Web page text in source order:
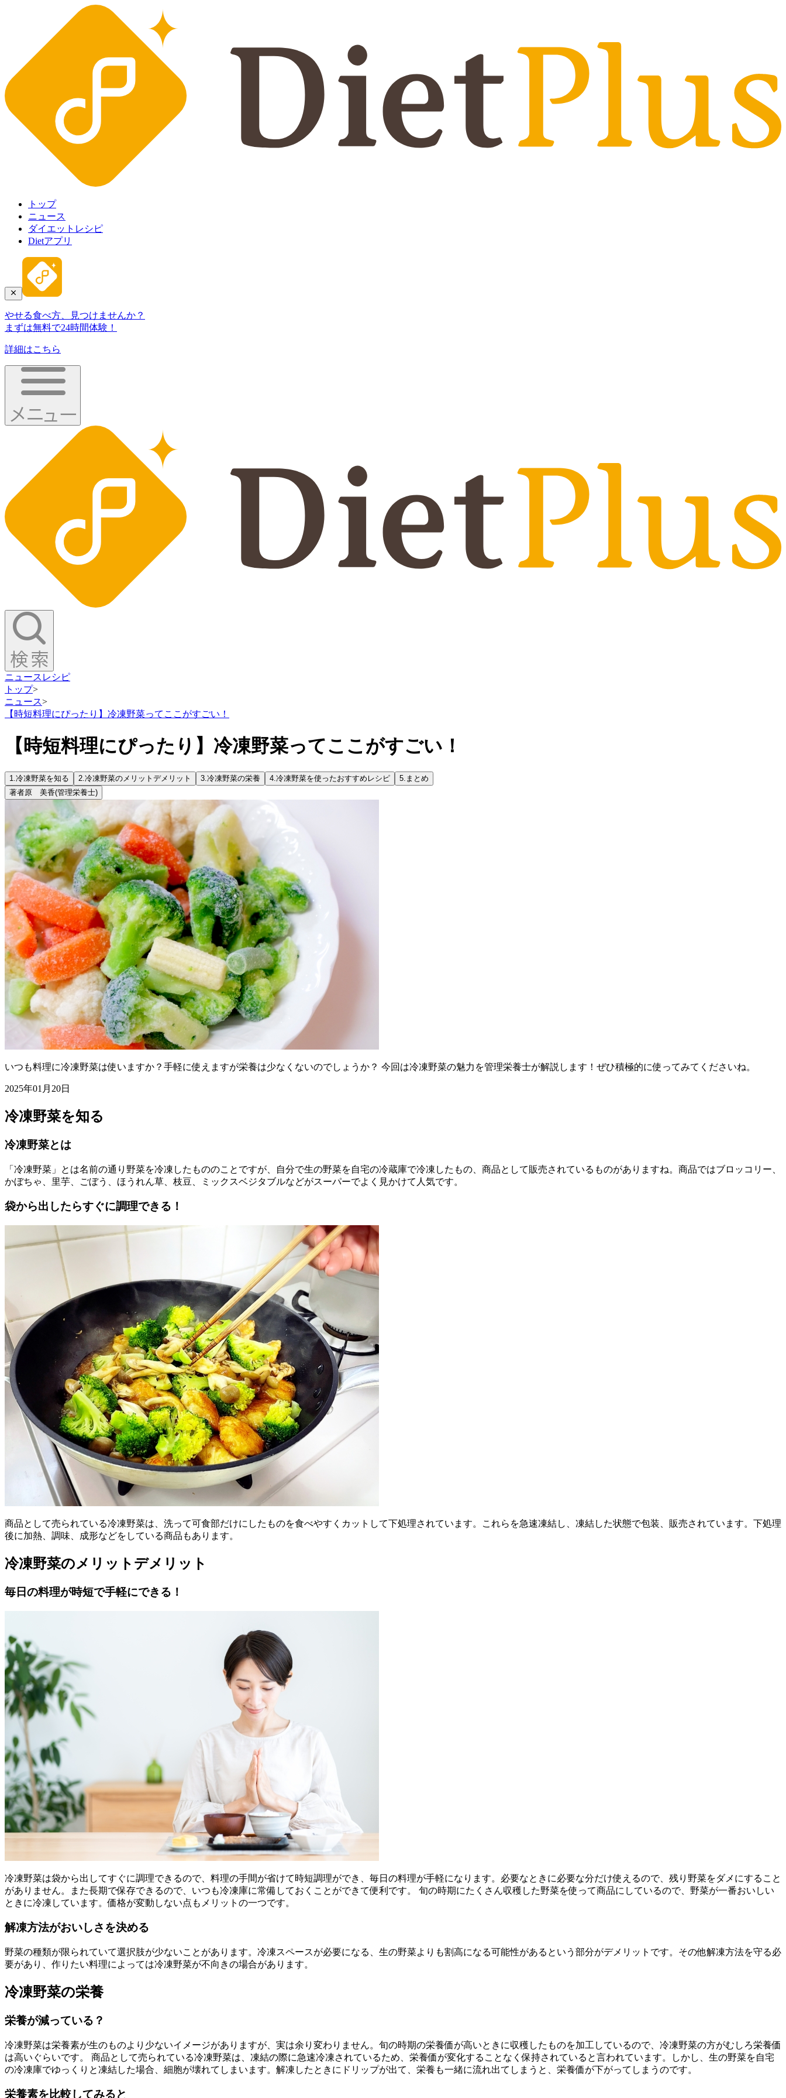
トップ
ニュース
ダイエットレシピ
Dietアプリ
やせる食べ方、見つけませんか？
まずは無料で24時間体験！
詳細はこちら
ニュース レシピ
トップ>
ニュース>
【時短料理にぴったり】冷凍野菜ってここがすごい！
【時短料理にぴったり】冷凍野菜ってここがすごい！
1.冷凍野菜を知る 2.冷凍野菜のメリットデメリット 3.冷凍野菜の栄養 4.冷凍野菜を使ったおすすめレシピ 5. まとめ
著者原 美香(管理栄養士)
いつも料理に冷凍野菜は使いますか？手軽に使えますが栄養は少なくないのでしょうか？ 今回は冷凍野菜の魅力を管理栄養士が解説します！ぜひ積極的に使ってみてくださいね。
2025年01月20日
冷凍野菜を知る
冷凍野菜とは
「冷凍野菜」とは名前の通り野菜を冷凍したもののことですが、自分で生の野菜を自宅の冷蔵庫で冷凍したもの、商品として販売されているものがありますね。商品ではブロッコリー、
かぼちゃ、里芋、ごぼう、ほうれん草、枝豆、ミックスベジタブルなどがスーパーでよく見かけて人気です。
袋から出したらすぐに調理できる！
商品として売られている冷凍野菜は、洗って可食部だけにしたものを食べやすくカットして下処理されています。これらを急速凍結し、凍結した状態で包装、販売されています。下処理
後に加熱、調味、成形などをしている商品もあります。
冷凍野菜のメリットデメリット
毎日の料理が時短で手軽にできる！
冷凍野菜は袋から出してすぐに調理できるので、料理の手間が省けて時短調理ができ、毎日の料理が手軽になります。必要なときに必要な分だけ使えるので、残り野菜をダメにすること
がありません。また長期で保存できるので、いつも冷凍庫に常備しておくことができて便利です。 旬の時期にたくさん収穫した野菜を使って商品にしているので、野菜が一番おいしい
ときに冷凍しています。価格が変動しない点もメリットの一つです。
解凍方法がおいしさを決める
野菜の種類が限られていて選択肢が少ないことがあります。冷凍スペースが必要になる、生の野菜よりも割高になる可能性があるという部分がデメリットです。その他解凍方法を守る必
要があり、作りたい料理によっては冷凍野菜が不向きの場合があります。
冷凍野菜の栄養
栄養が減っている？
冷凍野菜は栄養素が生のものより少ないイメージがありますが、実は余り変わりません。旬の時期の栄養価が高いときに収穫したものを加工しているので、冷凍野菜の方がむしろ栄養価
は高いぐらいです。 商品として売られている冷凍野菜は、凍結の際に急速冷凍されているため、栄養価が変化することなく保持されていると言われています。しかし、生の野菜を自宅
の冷凍庫でゆっくりと凍結した場合、細胞が壊れてしまいます。解凍したときにドリップが出て、栄養も一緒に流れ出てしまうと、栄養価が下がってしまうのです。
栄養素を比較してみると